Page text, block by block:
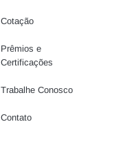
Cotação
Prêmios e
Certificações
Trabalhe Conosco
Contato